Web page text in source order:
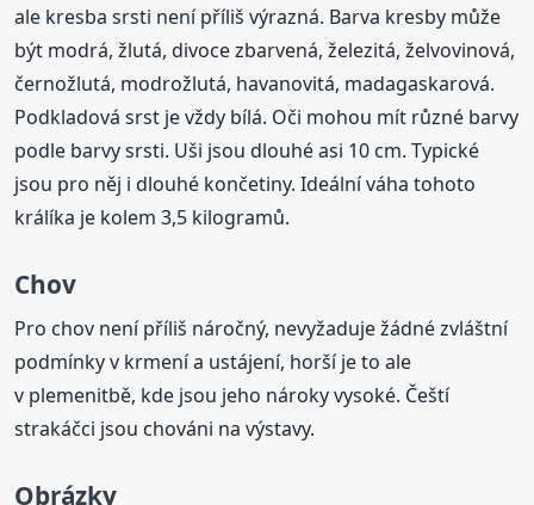
ale kresba srsti není příliš výrazná. Barva kresby může
být modrá, žlutá, divoce zbarvená, železitá, želvovinová,
černožlutá, modrožlutá, havanovitá, madagaskarová.
Podkladová srst je vždy bílá. Oči mohou mít různé barvy
podle barvy srsti. Uši jsou dlouhé asi 10 cm. Typické
jsou pro něj i dlouhé končetiny. Ideální váha tohoto
králíka je kolem 3,5 kilogramů.
Chov
Pro chov není příliš náročný, nevyžaduje žádné zvláštní
podmínky v krmení a ustájení, horší je to ale
v plemenitbě, kde jsou jeho nároky vysoké. Čeští
strakáčci jsou chováni na výstavy.
Obrázky